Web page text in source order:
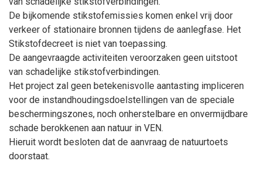
De bijkomende stikstofemissies komen enkel vrij door
verkeer of stationaire bronnen tijdens de aanlegfase. Het
Stikstofdecreet is niet van toepassing.
De aangevraagde activiteiten veroorzaken geen uitstoot
van schadelijke stikstofverbindingen.
Het project zal geen betekenisvolle aantasting impliceren
voor de instandhoudingsdoelstellingen van de speciale
beschermingszones, noch onherstelbare en onvermijdbare
schade berokkenen aan natuur in VEN.
Hieruit wordt besloten dat de aanvraag de natuurtoets
doorstaat.